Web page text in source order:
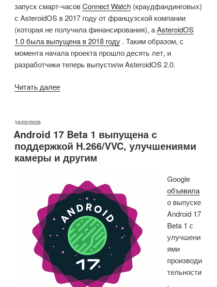
запуск смарт-часовConnect Watch (краудфандинговых)
с AsteroidOS в 2017 году от французской компании
(которая не получила финансирования), аAsteroidOS
1.0 была выпущена в 2018 году . Таким образом, с
момента начала проекта прошло десять лет, и
разработчики теперь выпустили AsteroidOS 2.0.
Читать далее«AsteroidOS
система
для
смарт-
открытым
исходным
кодом,
теперь
поддерживает
около
устройств»
ОПУБЛИКОВАНО
16/02/2026
Android 17 Beta 1 выпущена с
поддержкой H.266/VVC, улучшениями
камеры и другим
Google
объявила
о выпуске
Android 17
Beta 1 с
улучшени
ями
производи
тельности
,